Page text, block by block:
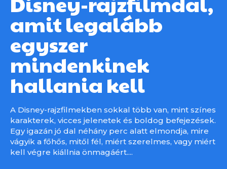
amit legalább
egyszer
mindenkinek
hallania kell
A Disney-rajzfilmekben sokkal több van, mint színes
karakterek, vicces jelenetek és boldog befejezések.
Egy igazán jó dal néhány perc alatt elmondja, mire
vágyik a főhős, mitől fél, miért szerelmes, vagy miért
kell végre kiállnia önmagáért....